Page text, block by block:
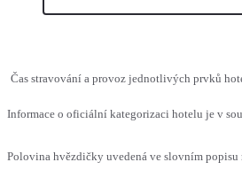
Čas stravování a provoz jednotlivých prvků
Informace o oficiální kategorizaci hotelu je v
Polovina hvězdičky uvedená ve slovním